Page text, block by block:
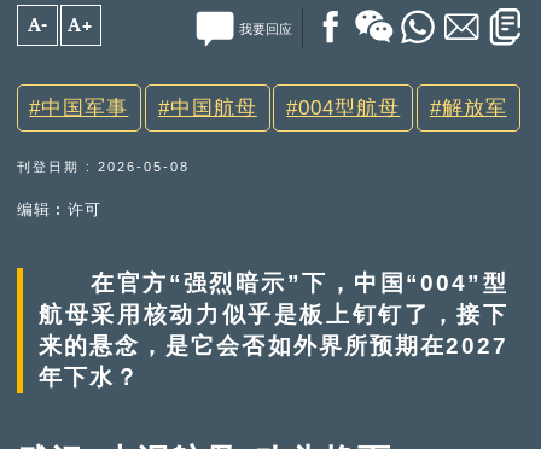
A- A+ 我要回应
中国军事 中国航母 004型航母 解放军
刊登日期 : 2026-05-08
编辑︰许可
在官方“强烈暗示”下，中国“004”型
航母采用核动力似乎是板上钉钉了，接下
来的悬念，是它会否如外界所预期在2027
年下水？